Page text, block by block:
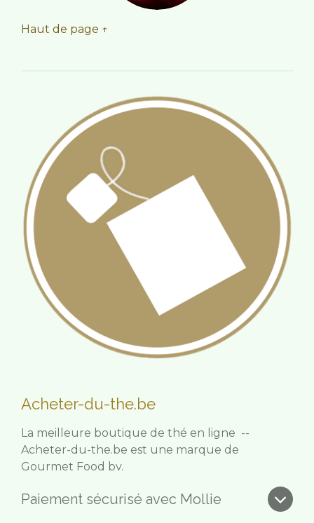
Haut de page ↑
Acheter-du-the.be
La meilleure boutique de thé en ligne --
Acheter-du-the.be est une marque de
Gourmet Food bv.
Paiement sécurisé avec Mollie